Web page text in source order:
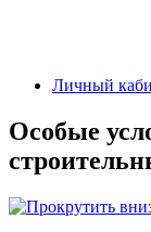
Личный
Особые